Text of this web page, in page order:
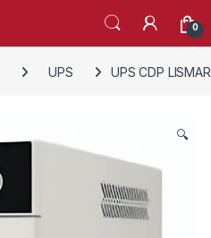
0
UPS UPS CDP
🔍